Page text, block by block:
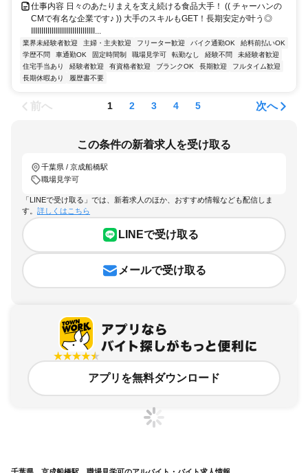
仕事内容 日々のあたりまえを支え続ける食品大手！ (( チャーハンの
CMで有名な企業です♪ )) 大手のスキルもGET！長期安定が叶う◎
IIIIIIIIIIIIIIIIIIIIIIIIIIIIIII...
業界未経験者歓迎 主婦・主夫歓迎 フリーター歓迎 バイク通勤OK
給料前払いOK
学歴不問
車通勤OK 固定時間制 職場見学可 転勤なし 経験不問
未経験者歓迎
住宅手当あり
経験者歓迎 有資格者歓迎 ブランクOK 長期歓迎
フルタイム歓迎
長期休暇あり
履歴書不要
前へ 1 2 3 4 5 次へ
この条件の新着求人を受け取る
千葉県 / 京成船橋駅
職場見学可
「LINEで受け取る」では、新着求人のほか、おすすめ情報なども配信しま
す。 詳しくはこちら
LINEで受け取る
メールで受け取る
アプリを無料ダウンロード